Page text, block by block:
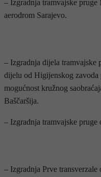
– Izgradnja tramvajske
aerodrom Sarajevo.
– Izgradnja dijela tramvajske
dijelu od Higijenskog zavoda
mogućnost kružnog
Baščaršija.
– Izgradnja tramvajske pruge
– Izgradnja Prve